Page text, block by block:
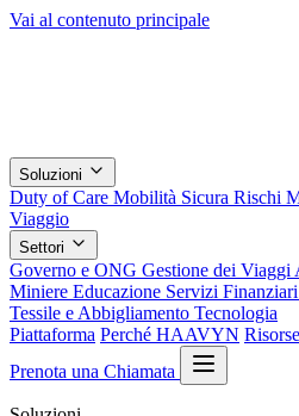
Vai al contenuto principale
Soluzioni
Duty of Care Mobilità Sicura Rischi
Viaggio
Settori
Governo e ONG Gestione dei Viaggi
Miniere Educazione Servizi Finanziari
Tessile e Abbigliamento Tecnologia
Piattaforma Perché HAAVYN Risorse
Prenota una Chiamata